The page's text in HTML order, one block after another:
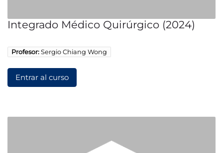
Integrado Médico Quirúrgico (2024)
Profesor: Sergio Chiang Wong
Entrar al curso